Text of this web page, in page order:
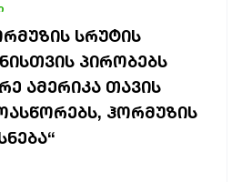
ᲡᲠᲣᲢᲘᲡ
ᲞᲘᲠᲝᲑᲔᲑᲡ
ᲐᲛᲔᲠᲘᲙᲐ ᲗᲐᲕᲘᲡ
ᲰᲝᲠᲛᲣᲖᲘᲡ